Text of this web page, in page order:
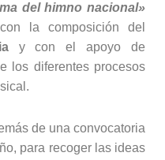
del himno nacional»
con la composición del
y con el apoyo de
los diferentes procesos
de una convocatoria
para recoger las ideas